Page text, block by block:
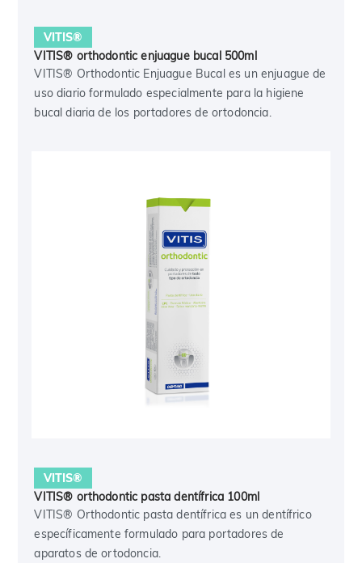
VITIS®
VITIS® orthodontic enjuague bucal 500ml
VITIS® Orthodontic Enjuague Bucal es un enjuague de
uso diario formulado especialmente para la higiene
bucal diaria de los portadores de ortodoncia.
VITIS®
VITIS® orthodontic pasta dentífrica 100ml
VITIS® Orthodontic pasta dentífrica es un dentífrico
específicamente formulado para portadores de
aparatos de ortodoncia.